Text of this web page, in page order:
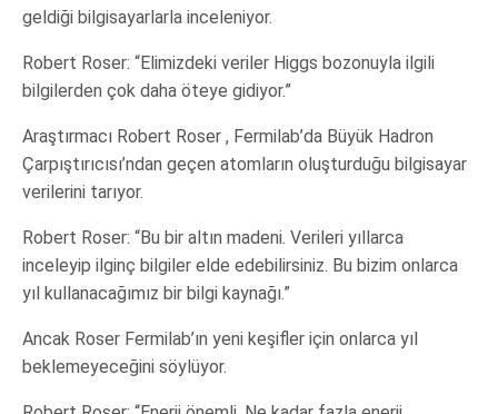
geldiği bilgisayarlarla inceleniyor.
Robert Roser: “Elimizdeki veriler Higgs bozonuyla ilgili
bilgilerden çok daha öteye gidiyor.”
Araştırmacı Robert Roser , Fermilab’da Büyük Hadron
Çarpıştırıcısı’ndan geçen atomların oluşturduğu bilgisayar
verilerini tarıyor.
Robert Roser: “Bu bir altın madeni. Verileri yıllarca
inceleyip ilginç bilgiler elde edebilirsiniz. Bu bizim onlarca
yıl kullanacağımız bir bilgi kaynağı.”
Ancak Roser Fermilab’ın yeni keşifler için onlarca yıl
beklemeyeceğini söylüyor.